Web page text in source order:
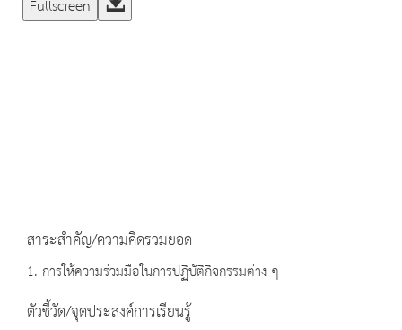
Fullscreen
สาระสำคัญ/ความคิดรวมยอด
1. การให้ความร่วมมือในการปฏิบัติกิจกรรมต่าง ๆ
ตัวชี้วัด/จุดประสงค์การเรียนรู้